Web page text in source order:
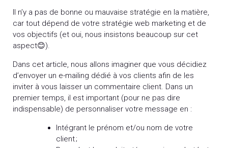
Il n’y a pas de bonne ou mauvaise stratégie en la matière,
car tout dépend de votre stratégie web marketing et de
vos objectifs (et oui, nous insistons beaucoup sur cet
aspect😊).
Dans cet article, nous allons imaginer que vous décidiez
d’envoyer un e-mailing dédié à vos clients afin de les
inviter à vous laisser un commentaire client. Dans un
premier temps, il est important (pour ne pas dire
indispensable) de personnaliser votre message en :
Intégrant le prénom et/ou nom de votre
client ;